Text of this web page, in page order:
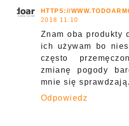
HTTPS://
2018 11:10
Znam oba produkty
ich używam bo
często
zmianę pogody
mnie się sprawdzają.
Odpowiedz